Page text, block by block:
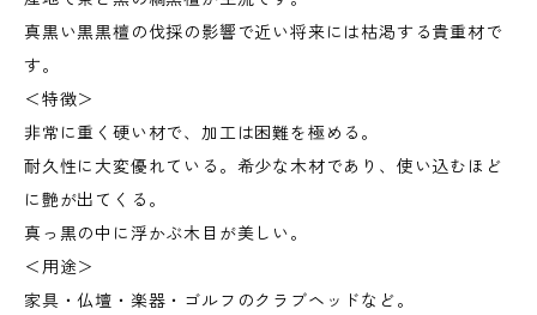
真黒い黒黒檀の伐採の影響で近い将来には枯渇する貴重材で
す。
＜特徴＞
非常に重く硬い材で、加工は困難を極める。
耐久性に大変優れている。希少な木材であり、使い込むほど
に艶が出てくる。
真っ黒の中に浮かぶ木目が美しい。
＜用途＞
家具・仏壇・楽器・ゴルフのクラブヘッドなど。